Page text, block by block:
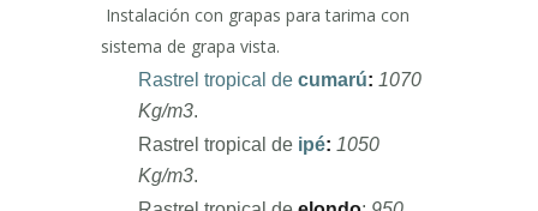
Instalación con grapas para tarima con
sistema de grapa vista.
Rastrel tropical de cumarú: 1070
Kg/m3.
Rastrel tropical de ipé: 1050
Kg/m3.